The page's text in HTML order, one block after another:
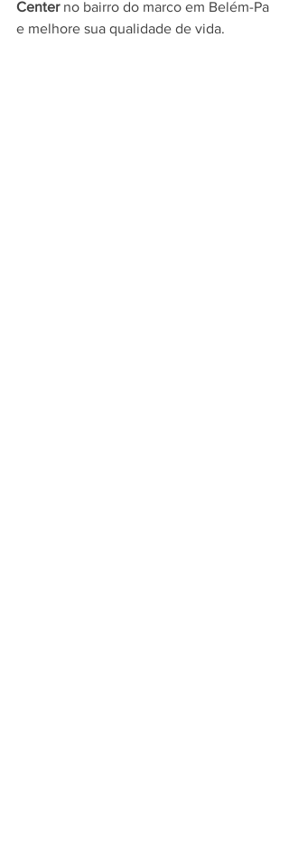
Center no bairro do marco em Belém-Pa
e melhore sua qualidade de vida.